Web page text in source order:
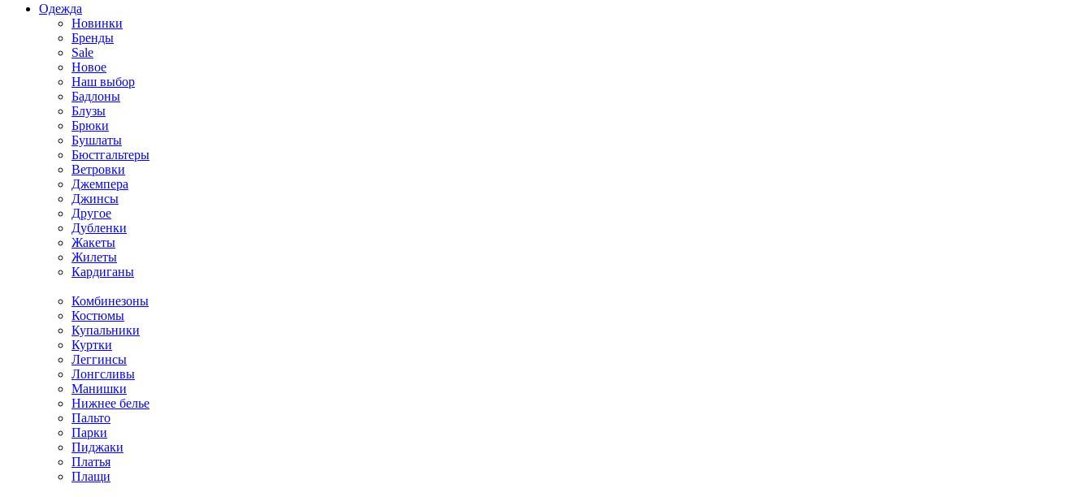
Одежда
Новинки
Бренды
Sale
Новое
Наш выбор
Бадлоны
Блузы
Брюки
Бушлаты
Бюстгальтеры
Ветровки
Джемпера
Джинсы
Другое
Дубленки
Жакеты
Жилеты
Кардиганы
Комбинезоны
Костюмы
Купальники
Куртки
Леггинсы
Лонгсливы
Манишки
Нижнее белье
Пальто
Парки
Пиджаки
Платья
Плащи